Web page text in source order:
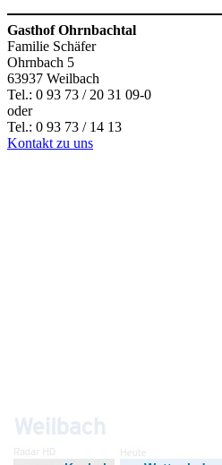
Gasthof Ohrnbachtal
Familie Schäfer
Ohrnbach 5
63937 Weilbach
Tel.: 0 93 73 / 20 31 09-0
oder
Tel.: 0 93 73 / 14 13
Kontakt zu uns